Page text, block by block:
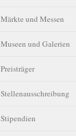
Märkte und Messen
Museen und Galerien
Preisträger
Stellenausschreibung
Stipendien